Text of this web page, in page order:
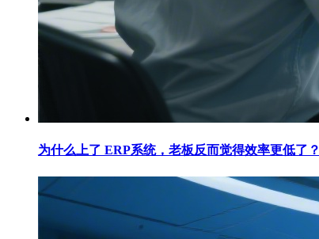
为什么上了 ERP系统，老板反而觉得效率更低了？